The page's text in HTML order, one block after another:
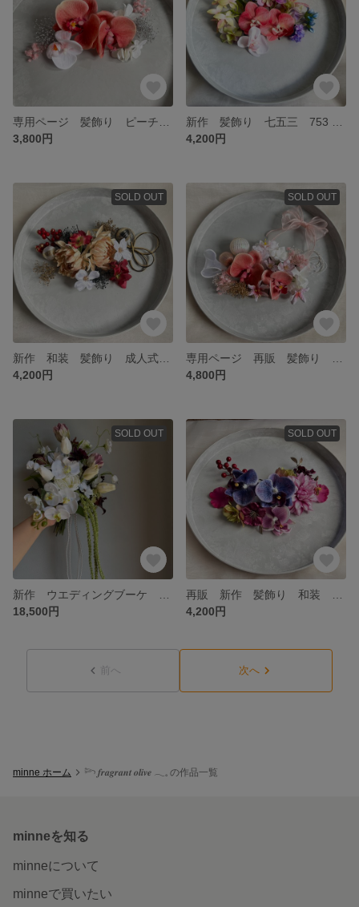
3,800円
4,200円
SOLD OUT
4,200円
SOLD OUT
4,800円
SOLD OUT
18,500円
SOLD OUT
4,200円
前へ 次へ
minne ホーム 𓆸 𝒇𝒓𝒂𝒈𝒓𝒂𝒏𝒕 𝒐𝒍𝒊𝒗𝒆 𓂃𓈒 の作品一覧
minneを知る
minneについて
minneで買いたい